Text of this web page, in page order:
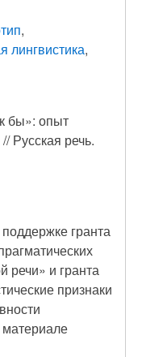
лингвистика
бы»: опыт
Русская речь.
гранта
речи» и гранта
признаки
материале